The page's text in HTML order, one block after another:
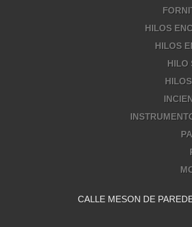
HILOS
HILOS
HILO
CALLE MESON DE